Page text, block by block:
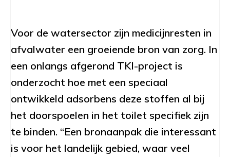
Voor de watersector zijn medicijnresten in
afvalwater een groeiende bron van zorg. In
een onlangs afgerond TKI-project is
onderzocht hoe met een speciaal
ontwikkeld adsorbens deze stoffen al bij
het doorspoelen in het toilet specifiek zijn
te binden. “Een bronaanpak die interessant
is voor het landelijk gebied, waar veel